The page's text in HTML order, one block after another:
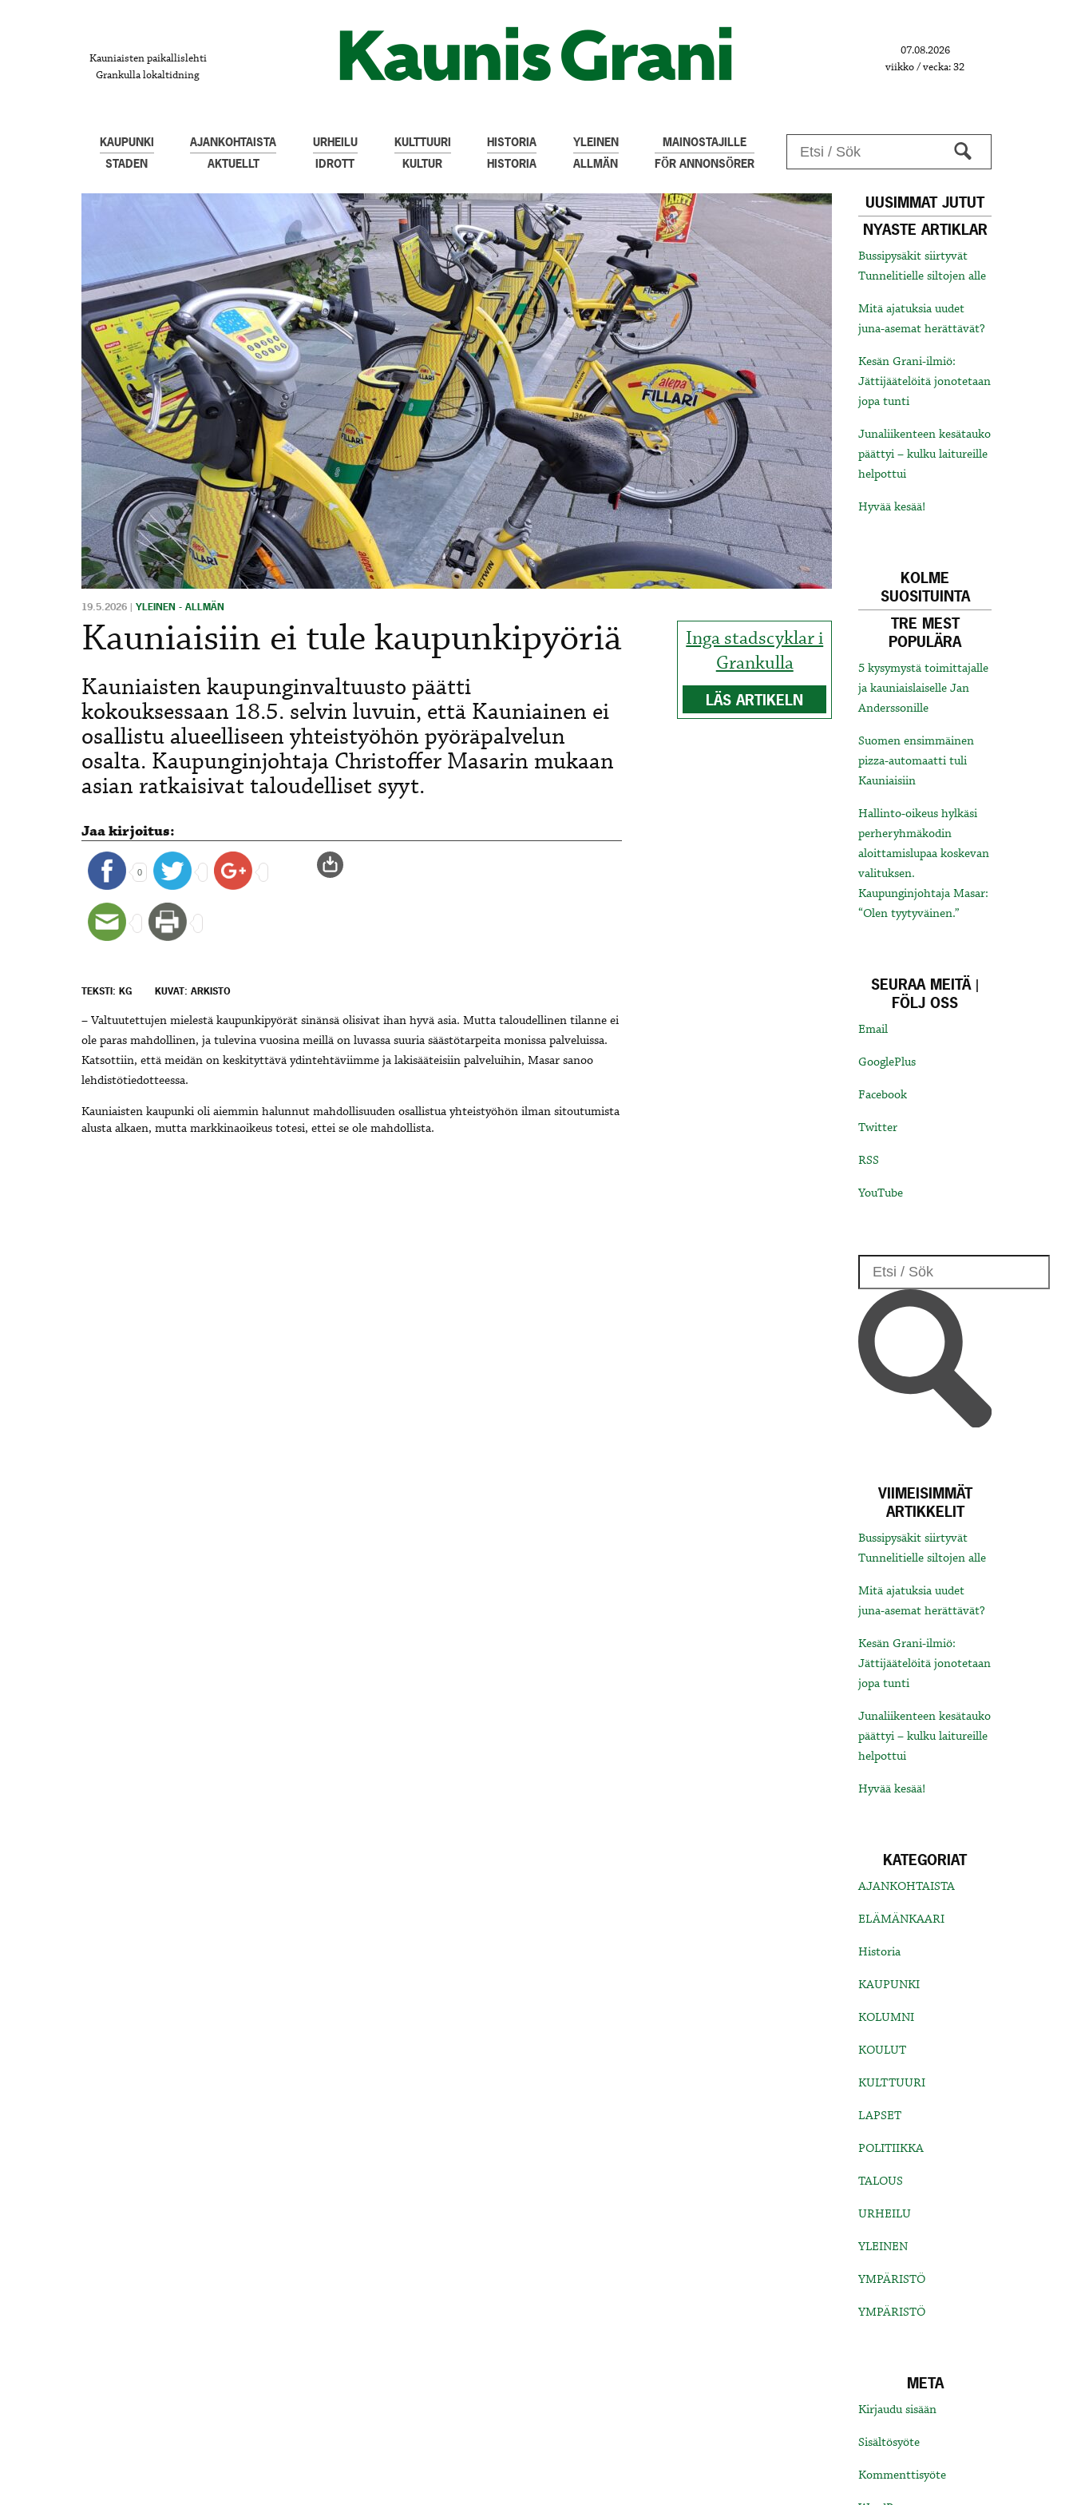
Kauniaisten paikallislehti
Grankulla lokaltidning
07.08.2026
viikko / vecka: 32
KAUPUNKI
STADEN
AJANKOHTAISTA
AKTUELLT
URHEILU
IDROTT
KULTTUURI
KULTUR
HISTORIA
HISTORIA
YLEINEN
ALLMÄN
MAINOSTAJILLE
FÖR ANNONSÖRER
Inga stadscyklar i
Grankulla
LÄS ARTIKELN
19.5.2026 | YLEINEN - ALLMÄN
Kauniaisiin ei tule kaupunkipyöriä
Kauniaisten kaupunginvaltuusto päätti
kokouksessaan 18.5. selvin luvuin, että Kauniainen ei
osallistu alueelliseen yhteistyöhön pyöräpalvelun
osalta. Kaupunginjohtaja Christoffer Masarin mukaan
asian ratkaisivat taloudelliset syyt.
Jaa kirjoitus:
0
TEKSTI: KG KUVAT: ARKISTO
– Valtuutettujen mielestä kaupunkipyörät sinänsä olisivat ihan hyvä asia. Mutta taloudellinen tilanne ei
ole paras mahdollinen, ja tulevina vuosina meillä on luvassa suuria säästötarpeita monissa palveluissa.
Katsottiin, että meidän on keskityttävä ydintehtäviimme ja lakisääteisiin palveluihin, Masar sanoo
lehdistötiedotteessa.
Kauniaisten kaupunki oli aiemmin halunnut mahdollisuuden osallistua yhteistyöhön ilman sitoutumista
alusta alkaen, mutta markkinaoikeus totesi, ettei se ole mahdollista.
UUSIMMAT JUTUT
NYASTE ARTIKLAR
Bussipysäkit siirtyvät
Tunnelitielle siltojen alle
Mitä ajatuksia uudet
juna-asemat herättävät?
Kesän Grani-ilmiö:
Jättijäätelöitä jonotetaan
jopa tunti
Junaliikenteen kesätauko
päättyi – kulku laitureille
helpottui
Hyvää kesää!
KOLME
SUOSITUINTA
TRE MEST
POPULÄRA
5 kysymystä toimittajalle
ja kauniaislaiselle Jan
Anderssonille
Suomen ensimmäinen
pizza-automaatti tuli
Kauniaisiin
Hallinto-oikeus hylkäsi
perheryhmäkodin
aloittamislupaa koskevan
valituksen.
Kaupunginjohtaja Masar:
“Olen tyytyväinen.”
SEURAA MEITÄ |
FÖLJ OSS
Email
GooglePlus
Facebook
Twitter
RSS
YouTube
VIIMEISIMMÄT
ARTIKKELIT
Bussipysäkit siirtyvät
Tunnelitielle siltojen alle
Mitä ajatuksia uudet
juna-asemat herättävät?
Kesän Grani-ilmiö:
Jättijäätelöitä jonotetaan
jopa tunti
Junaliikenteen kesätauko
päättyi – kulku laitureille
helpottui
Hyvää kesää!
KATEGORIAT
AJANKOHTAISTA
ELÄMÄNKAARI
Historia
KAUPUNKI
KOLUMNI
KOULUT
KULTTUURI
LAPSET
POLITIIKKA
TALOUS
URHEILU
YLEINEN
YMPÄRISTÖ
YMPÄRISTÖ
META
Kirjaudu sisään
Sisältösyöte
Kommenttisyöte